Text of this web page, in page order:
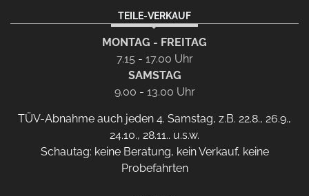
TEILE-VERKAUF
MONTAG - FREITAG
7.15 - 17.00 Uhr
SAMSTAG
9.00 - 13.00 Uhr
TÜV-Abnahme auch jeden 4. Samstag, z.B. 22.8., 26.9.,
24.10., 28.11.. u.s.w.
Schautag: keine Beratung, kein Verkauf, keine
Probefahrten